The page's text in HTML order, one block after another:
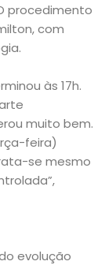
procedimento
com
às 17h.
muito bem.
feira)
se mesmo
evolução